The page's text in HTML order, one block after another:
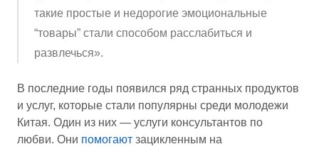
такие простые и недорогие эмоциональные
“товары” стали способом расслабиться и
развлечься».
В последние годы появился ряд странных продуктов
и услуг, которые стали популярны среди молодежи
Китая. Один из них — услуги консультантов по
любви. Они помогают зацикленным на